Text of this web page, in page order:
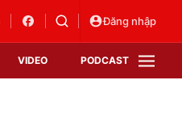
Đăng nhập
VIDEO PODCAST